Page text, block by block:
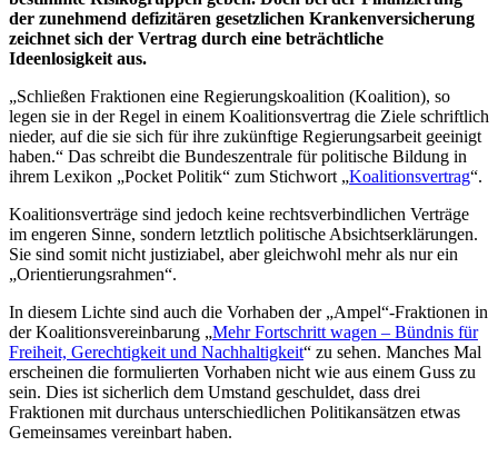
der zunehmend defizitären gesetzlichen Krankenversicherung
zeichnet sich der Vertrag durch eine beträchtliche
Ideenlosigkeit aus.
„Schließen Fraktionen eine Regierungskoalition (Koalition), so
legen sie in der Regel in einem Koalitionsvertrag die Ziele schriftlich
nieder, auf die sie sich für ihre zukünftige Regierungsarbeit geeinigt
haben.“ Das schreibt die Bundeszentrale für politische Bildung in
ihrem Lexikon „Pocket Politik“ zum Stichwort „Koalitionsvertrag“.
Koalitionsverträge sind jedoch keine rechtsverbindlichen Verträge
im engeren Sinne, sondern letztlich politische Absichtserklärungen.
Sie sind somit nicht justiziabel, aber gleichwohl mehr als nur ein
„Orientierungsrahmen“.
In diesem Lichte sind auch die Vorhaben der „Ampel“-Fraktionen in
der Koalitionsvereinbarung „Mehr Fortschritt wagen – Bündnis für
Freiheit, Gerechtigkeit und Nachhaltigkeit“ zu sehen. Manches Mal
erscheinen die formulierten Vorhaben nicht wie aus einem Guss zu
sein. Dies ist sicherlich dem Umstand geschuldet, dass drei
Fraktionen mit durchaus unterschiedlichen Politikansätzen etwas
Gemeinsames vereinbart haben.